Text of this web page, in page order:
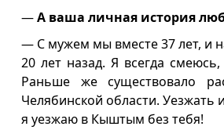
—А ваша личная история
— С мужем мы вместе 37 лет, и
20 лет назад. Я всегда
Раньше же существовало
Челябинской области.
я уезжаю в Кыштым без тебя!